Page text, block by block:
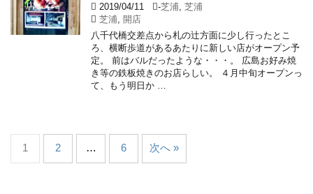
2019/04/11 -芝浦 芝浦
芝浦
開店
八千代橋交差点から札の辻方面に少し行ったとこ
ろ、横断歩道があるあたりに新しい店がオープン予
定。 前はバルだったような・・・。 広島お好み焼
き等の鉄板焼きのお店らしい。 ４月中旬オープンっ
て、もう明日か …
1 2 … 6 次へ »